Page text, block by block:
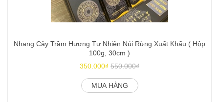
Nhang Cây Trầm Hương Tự Nhiên Núi Rừng Xuất Khẩu ( Hộp
100g, 30cm )
350.000₫ 550.000₫
MUA HÀNG